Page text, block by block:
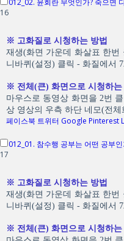
16
012_02. 윤회란 무엇인가? 죽으면
※ 고화질로 시청하는 방법
재생(화면 가운데 화살표 한
니바퀴(설정) 클릭 - 화질에서
※ 전체(큰) 화면으로 시청하는
마우스로 동영상 화면을 2번
상 영상의 우측 하단 네모(전체
페이스북 트위터 Google Pinterest
17
012_01. 참수행 공부는 어떤 공부인
※ 고화질로 시청하는 방법
재생(화면 가운데 화살표 한
니바퀴(설정) 클릭 - 화질에서
※ 전체(큰) 화면으로 시청하는